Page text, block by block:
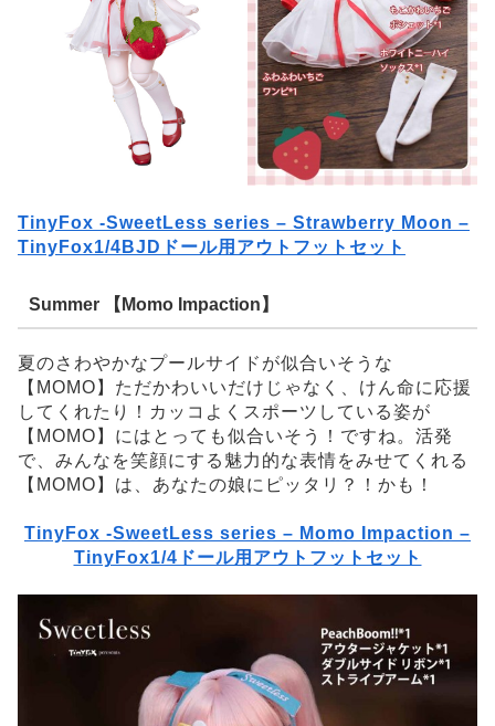
TinyFox -SweetLess series – Strawberry Moon –
TinyFox1/4BJDドール用アウトフットセット
Summer 【Momo Impaction】
夏のさわやかなプールサイドが似合いそうな
【MOMO】ただかわいいだけじゃなく、けん命に応援
してくれたり！カッコよくスポーツしている姿が
【MOMO】にはとっても似合いそう！ですね。活発
で、みんなを笑顔にする魅力的な表情をみせてくれる
【MOMO】は、あなたの娘にピッタリ？！かも！
TinyFox -SweetLess series – Momo Impaction –
TinyFox1/4ドール用アウトフットセット